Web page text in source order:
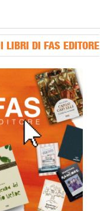
I LIBRI DI FAS EDITORE